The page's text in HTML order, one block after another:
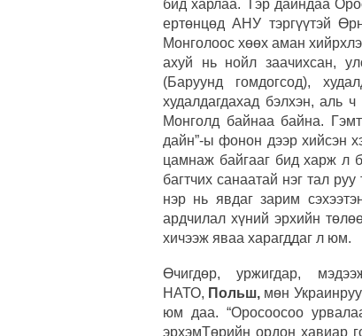
бид харлаа. Тэр дайндаа
ертөнцөд АНУ тэргүүтэй
Монголоос хөөх аман
ахуй нь нойл заачихсан,
(Баруунд гомдогсод),
худалдагдахад бэлхэн, аль
Монголд байнаа байна. Гэмт
дайн”-ы фонон дээр хийсэн
цамнаж байгааг бид харж л
багтчих санаатай нэг тал
нэр нь явдаг зарим
ардчилал хүний эрхийн
хичээж яваа харагддаг л юм.
Өчигдөр, уржигдар,
НАТО, Польш, мөн
юм даа. “Оросоосоо
эрхэмТөрийн ордон хавиар